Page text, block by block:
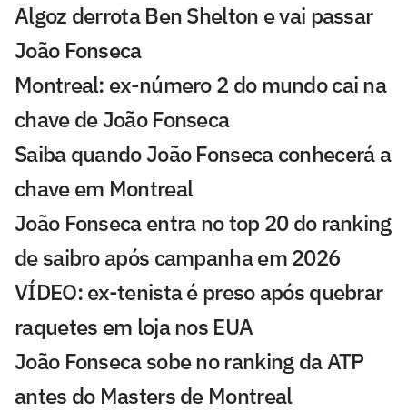
Algoz derrota Ben Shelton e vai passar
João Fonseca
Montreal: ex-número 2 do mundo cai na
chave de João Fonseca
Saiba quando João Fonseca conhecerá a
chave em Montreal
João Fonseca entra no top 20 do ranking
de saibro após campanha em 2026
VÍDEO: ex-tenista é preso após quebrar
raquetes em loja nos EUA
João Fonseca sobe no ranking da ATP
antes do Masters de Montreal